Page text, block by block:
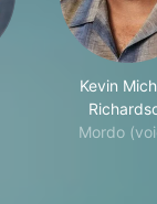
Kevin
Mordo